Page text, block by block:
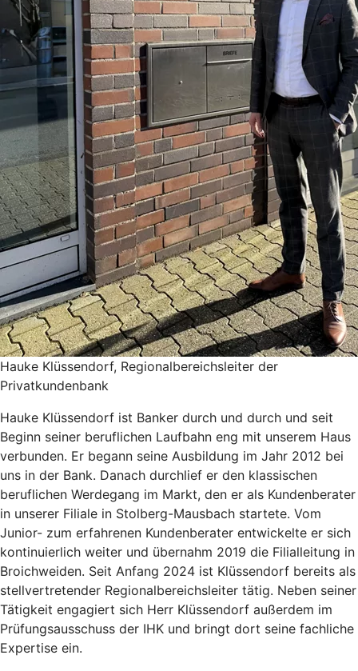
Hauke Klüssendorf, Regionalbereichsleiter der
Privatkundenbank
Hauke Klüssendorf ist Banker durch und durch und seit
Beginn seiner beruflichen Laufbahn eng mit unserem Haus
verbunden. Er begann seine Ausbildung im Jahr 2012 bei
uns in der Bank. Danach durchlief er den klassischen
beruflichen Werdegang im Markt, den er als Kundenberater
in unserer Filiale in Stolberg-Mausbach startete. Vom
Junior- zum erfahrenen Kundenberater entwickelte er sich
kontinuierlich weiter und übernahm 2019 die Filialleitung in
Broichweiden. Seit Anfang 2024 ist Klüssendorf bereits als
stellvertretender Regionalbereichsleiter tätig. Neben seiner
Tätigkeit engagiert sich Herr Klüssendorf außerdem im
Prüfungsausschuss der IHK und bringt dort seine fachliche
Expertise ein.